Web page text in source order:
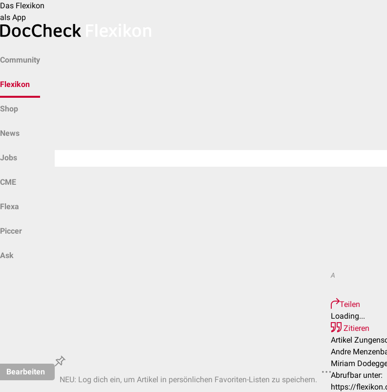
Das Flexikon
als App
Community
Flexikon
Shop
News
Jobs
CME
Flexa
Piccer
Ask
Bearbeiten
NEU: Log dich ein, um Artikel in persönlichen Favoriten-Listen zu speichern.
A
Teilen
Loading...
Zitieren
Artikel
Andre
Miriam
Abrufbar unter:
https://